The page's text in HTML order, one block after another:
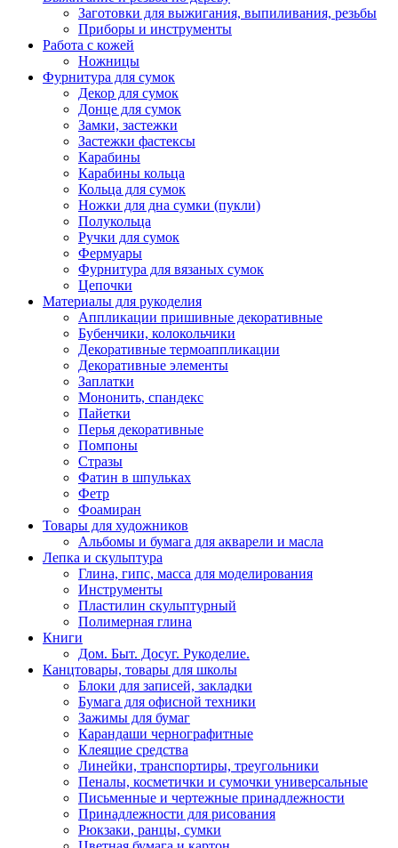
Заготовки для выжигания, выпиливания, резьбы
Приборы и инструменты
Работа с кожей
Ножницы
Фурнитура для сумок
Декор для сумок
Донце для сумок
Замки, застежки
Застежки фастексы
Карабины
Карабины кольца
Кольца для сумок
Ножки для дна сумки (пукли)
Полукольца
Ручки для сумок
Фермуары
Фурнитура для вязаных сумок
Цепочки
Материалы для рукоделия
Аппликации пришивные декоративные
Бубенчики, колокольчики
Декоративные термоаппликации
Декоративные элементы
Заплатки
Мононить, спандекс
Пайетки
Перья декоративные
Помпоны
Стразы
Фатин в шпульках
Фетр
Фоамиран
Товары для художников
Альбомы и бумага для акварели и масла
Лепка и скульптура
Глина, гипс, масса для моделирования
Инструменты
Пластилин скульптурный
Полимерная глина
Книги
Дом. Быт. Досуг. Рукоделие.
Канцтовары, товары для школы
Блоки для записей, закладки
Бумага для офисной техники
Зажимы для бумаг
Карандаши чернографитные
Клеящие средства
Линейки, транспортиры, треугольники
Пеналы, косметички и сумочки универсальные
Письменные и чертежные принадлежности
Принадлежности для рисования
Рюкзаки, ранцы, сумки